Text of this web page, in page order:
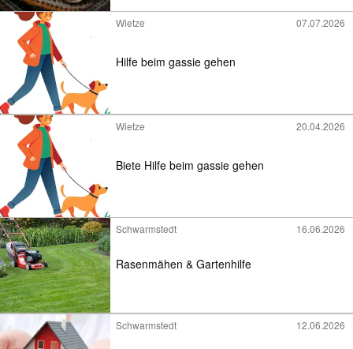
Wietze 07.07.2026
Hilfe beim gassie gehen
Wietze 20.04.2026
Biete Hilfe beim gassie gehen
Schwarmstedt 16.06.2026
Rasenmähen & Gartenhilfe
Schwarmstedt 12.06.2026